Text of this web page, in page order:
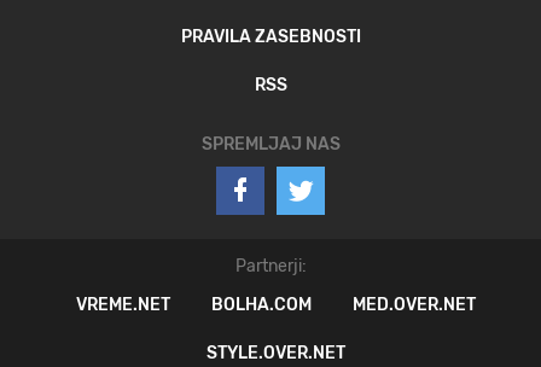
PRAVILA ZASEBNOSTI
RSS
SPREMLJAJ NAS
Partnerji:
VREME.NET
BOLHA.COM MED.OVER.NET
STYLE.OVER.NET